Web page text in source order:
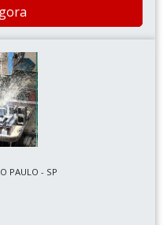
PAULO - SP